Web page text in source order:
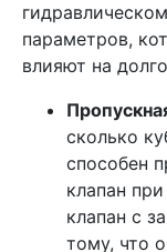
параметров,
влияют на
сколько
способен
клапан
клапан с
тому, что